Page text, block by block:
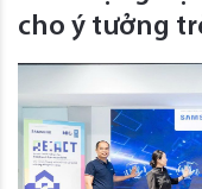
cho ý tưởng